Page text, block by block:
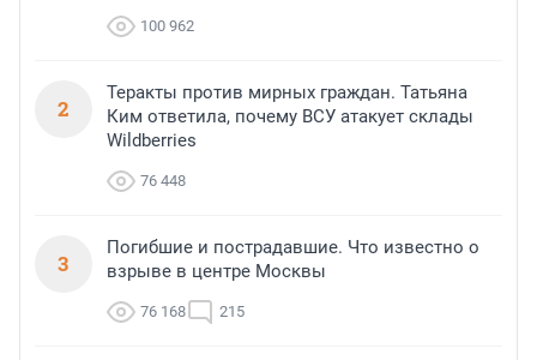
100 962
2
Теракты против мирных граждан. Татьяна
Ким ответила, почему ВСУ атакует склады
Wildberries
76 448
3
Погибшие и пострадавшие. Что известно о
взрыве в центре Москвы
76 168 215